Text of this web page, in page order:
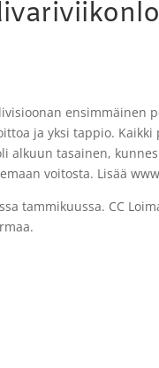
ensimmäinen
ja yksi tappio.
alkuun tasainen,
voitosta. Lisää
tammikuussa. CC